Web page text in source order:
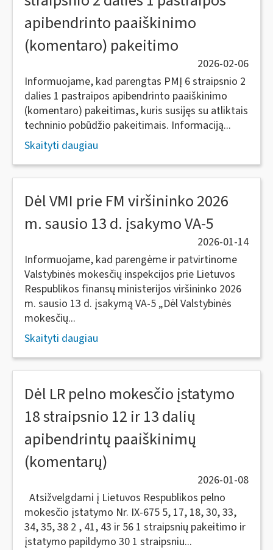
apibendrinto paaiškinimo
(komentaro) pakeitimo
2026-02-06
Informuojame, kad parengtas PMĮ 6 straipsnio 2
dalies 1 pastraipos apibendrinto paaiškinimo
(komentaro) pakeitimas, kuris susijęs su atliktais
techninio pobūdžio pakeitimais. Informaciją...
Skaityti daugiau
Dėl VMI prie FM viršininko 2026
m. sausio 13 d. įsakymo VA-5
2026-01-14
Informuojame, kad parengėme ir patvirtinome
Valstybinės mokesčių inspekcijos prie Lietuvos
Respublikos finansų ministerijos viršininko 2026
m. sausio 13 d. įsakymą VA-5 „Dėl Valstybinės
mokesčių...
Skaityti daugiau
Dėl LR pelno mokesčio įstatymo
18 straipsnio 12 ir 13 dalių
apibendrintų paaiškinimų
(komentarų)
2026-01-08
Atsižvelgdami į Lietuvos Respublikos pelno
mokesčio įstatymo Nr. IX-675 5, 17, 18, 30, 33,
34, 35, 38 2 , 41, 43 ir 56 1 straipsnių pakeitimo ir
įstatymo papildymo 30 1 straipsniu...